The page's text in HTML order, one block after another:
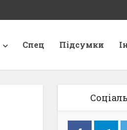
Спец Підсумки